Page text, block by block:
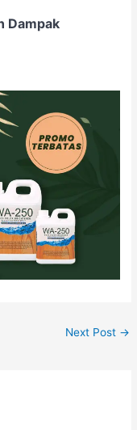
Dampak
Next Post →